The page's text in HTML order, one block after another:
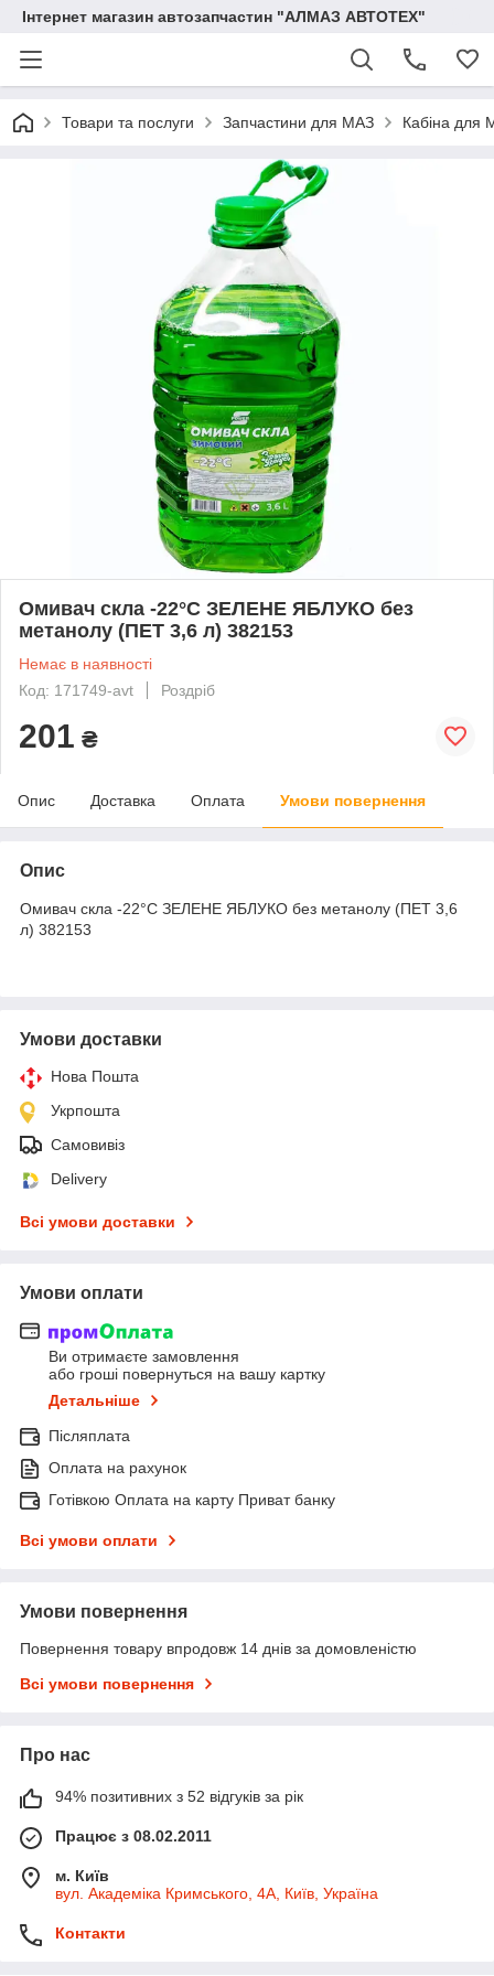
Інтернет магазин автозапчастин "АЛМАЗ АВТОТЕХ"
Товари та послуги Запчастини для МАЗ Кабіна для
Омивач скла -22°C ЗЕЛЕНЕ ЯБЛУКО без
метанолу (ПЕТ 3,6 л) 382153
Немає в наявності
Код: 171749-avt
Роздріб
201 ₴
Опис Доставка Оплата Умови повернення
Опис
Омивач скла -22°C ЗЕЛЕНЕ ЯБЛУКО без метанолу (ПЕТ 3,6
л) 382153
Умови доставки
Нова Пошта
Укрпошта
Самовивіз
Delivery
Всі умови доставки
Умови оплати
Ви отримаєте замовлення
або гроші повернуться на вашу картку
Детальніше
Післяплата
Оплата на рахунок
Готівкою Оплата на карту Приват банку
Всі умови оплати
Умови повернення
Повернення товару впродовж 14 днів за домовленістю
Всі умови повернення
Про нас
94% позитивних з 52 відгуків за рік
Працює з 08.02.2011
м. Київ
вул. Академіка Кримського, 4А, Київ, Україна
Контакти